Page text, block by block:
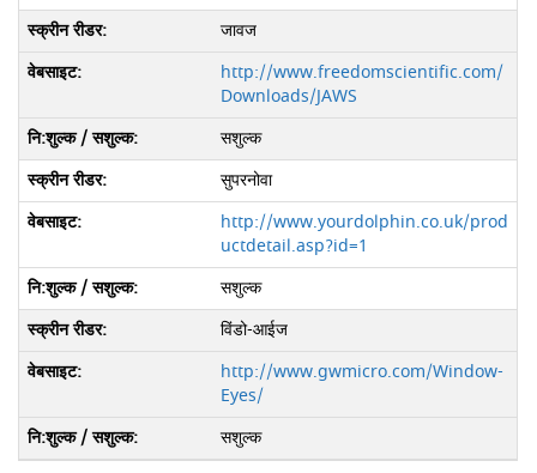
जावज
http://www.freedomscientific.com/
Downloads/JAWS
सशुल्क
सुपरनोवा
http://www.yourdolphin.co.uk/prod
uctdetail.asp?id=1
सशुल्क
विंडो-आईज
http://www.gwmicro.com/Window-
Eyes/
सशुल्क